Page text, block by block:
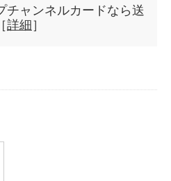
チャンネルカードなら送
詳細 ］